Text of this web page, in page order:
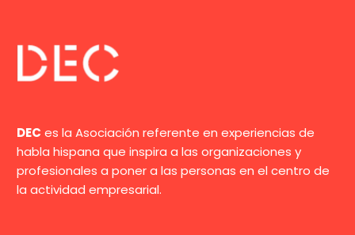
DEC es la Asociación referente en experiencias de
habla hispana que inspira a las organizaciones y
profesionales a poner a las personas en el centro de
la actividad empresarial.